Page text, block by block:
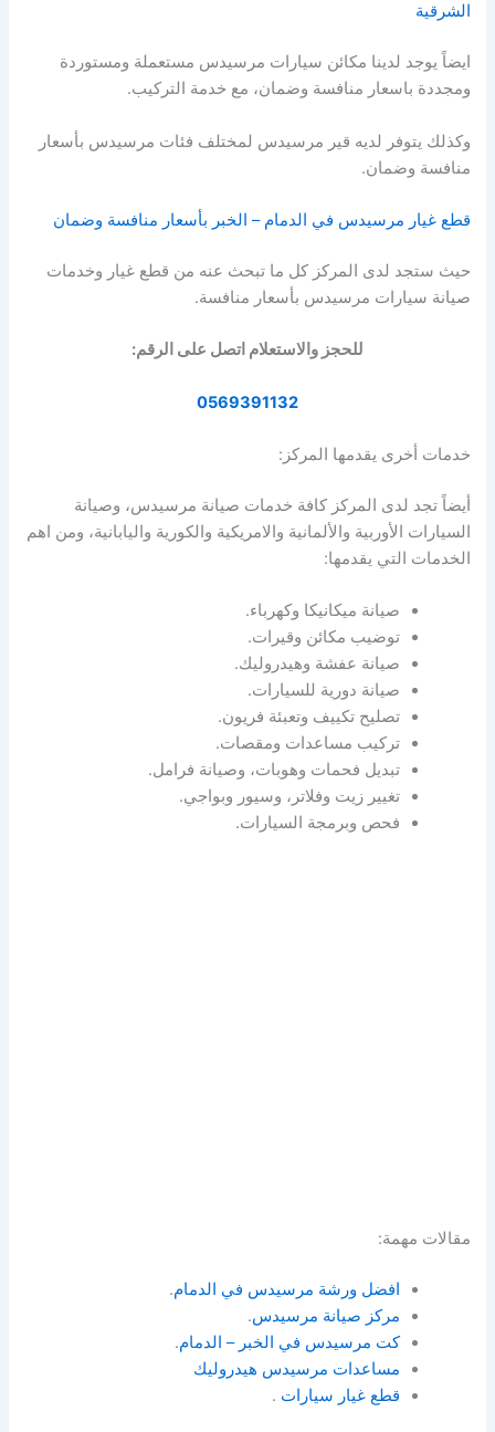
الشرقية
ايضاً يوجد لدينا مكائن سيارات مرسيدس مستعملة ومستوردة
ومجددة باسعار منافسة وضمان، مع خدمة التركيب.
وكذلك يتوفر لديه قير مرسيدس لمختلف فئات مرسيدس بأسعار
منافسة وضمان.
قطع غيار مرسيدس في الدمام – الخبر بأسعار منافسة وضمان
حيث ستجد لدى المركز كل ما تبحث عنه من قطع غيار وخدمات
صيانة سيارات مرسيدس بأسعار منافسة.
للحجز والاستعلام اتصل على الرقم:
0569391132
خدمات أخرى يقدمها المركز:
أيضاً تجد لدى المركز كافة خدمات صيانة مرسيدس، وصيانة
السيارات الأوربية والألمانية والامريكية والكورية واليابانية، ومن اهم
الخدمات التي يقدمها:
صيانة ميكانيكا وكهرباء.
توضيب مكائن وقيرات.
صيانة عفشة وهيدروليك.
صيانة دورية للسيارات.
تصليح تكييف وتعبئة فريون.
تركيب مساعدات ومقصات.
تبديل فحمات وهوبات، وصيانة فرامل.
تغيير زيت وفلاتر، وسيور وبواجي.
فحص وبرمجة السيارات.
مقالات مهمة:
افضل ورشة مرسيدس في الدمام.
مركز صيانة مرسيدس.
كت مرسيدس في الخبر – الدمام.
مساعدات مرسيدس هيدروليك
قطع غيار سيارات .